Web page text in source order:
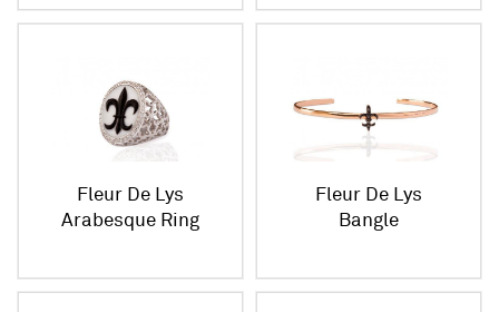
Fleur De Lys
Arabesque Ring
Fleur De Lys
Bangle